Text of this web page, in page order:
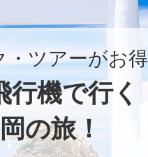
・ツアーがお得
機で行く
の旅！